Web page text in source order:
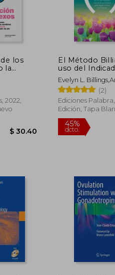
los
la
de
2022,
$ 30.40
El Método
uso del
Natural de la
Para Lograr o
Embarazo
Evelyn L.
Westmore,Pam
(2)
Ediciones Palabra,
Edición, Tapa
Usado